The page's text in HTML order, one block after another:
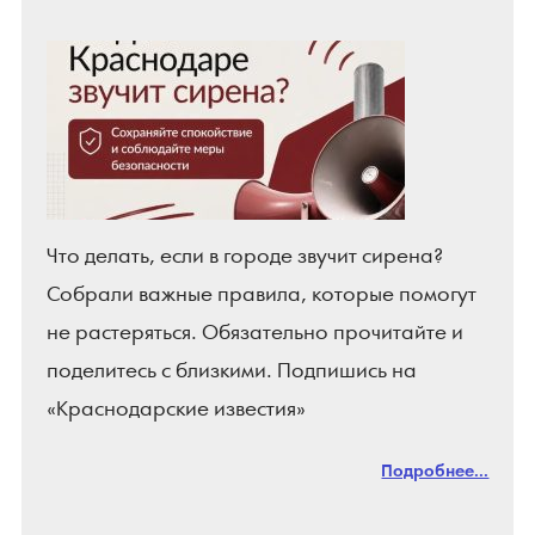
Что делать, если в городе звучит сирена?
Собрали важные правила, которые помогут
не растеряться. Обязательно прочитайте и
поделитесь с близкими. Подпишись на
«Краснодарские известия»
Подробнее...